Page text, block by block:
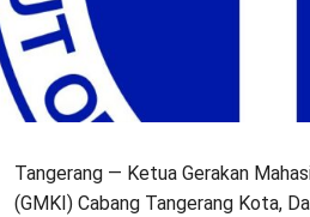
Tangerang — Ketua Gerakan
(GMKI) Cabang Tangerang Kota,